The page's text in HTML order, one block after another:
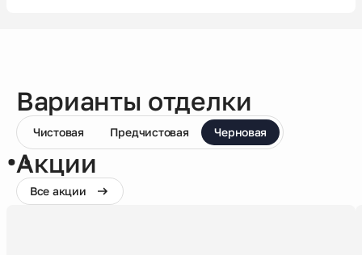
Варианты отделки
Чистовая Предчистовая Черновая
Акции
Все акции